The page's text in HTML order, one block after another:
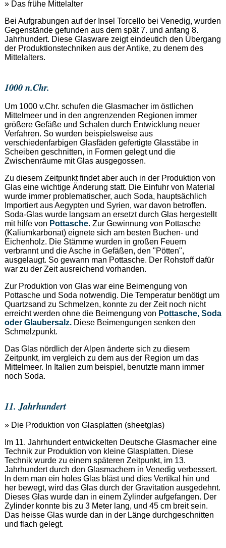
» Das frühe Mittelalter
Bei Aufgrabungen auf der Insel Torcello bei Venedig, wurden
Gegenstände gefunden aus dem spät 7. und anfang 8.
Jahrhundert. Diese Glasware zeigt eindeutich den Übergang
der Produktionstechniken aus der Antike, zu denem des
Mittelalters.
1000 n.Chr.
Um 1000 v.Chr. schufen die Glasmacher im östlichen
Mittelmeer und in den angrenzenden Regionen immer
größere Gefäße und Schalen durch Entwicklung neuer
Verfahren. So wurden beispielsweise aus
verschiedenfarbigen Glasfäden gefertigte Glasstäbe in
Scheiben geschnitten, in Formen gelegt und die
Zwischenräume mit Glas ausgegossen.
Zu diesem Zeitpunkt findet aber auch in der Produktion von
Glas eine wichtige Änderung statt. Die Einfuhr von Material
wurde immer problematischer, auch Soda, hauptsächlich
Importiert aus Aegypten und Syrien, war davon betroffen.
Soda-Glas wurde langsam an ersetzt durch Glas hergestellt
mit hilfe von Pottasche. Zur Gewinnung von Pottasche
(Kaliumkarbonat) eignete sich am besten Buchen- und
Eichenholz. Die Stämme wurden in großen Feuern
verbrannt und die Asche in Gefäßen, den "Pötten",
ausgelaugt. So gewann man Pottasche. Der Rohstoff dafür
war zu der Zeit ausreichend vorhanden.
Zur Produktion von Glas war eine Beimengung von
Pottasche und Soda notwendig. Die Temperatur benötigt um
Quartzsand zu Schmelzen, konnte zu der Zeit noch nicht
erreicht werden ohne die Beimengung von Pottasche, Soda
oder Glaubersalz.Diese Beimengungen senken den
Schmelzpunkt.
Das Glas nördlich der Alpen änderte sich zu diesem
Zeitpunkt, im vergleich zu dem aus der Region um das
Mittelmeer. In Italien zum beispiel, benutzte mann immer
noch Soda.
11. Jahrhundert
» Die Produktion von Glasplatten (sheetglas)
Im 11. Jahrhundert entwickelten Deutsche Glasmacher eine
Technik zur Produktion von kleine Glasplatten. Diese
Technik wurde zu einem späteren Zeitpunkt, im 13.
Jahrhundert durch den Glasmachern in Venedig verbessert.
In dem man ein holes Glas bläst und dies Vertikal hin und
her bewegt, wird das Glas durch der Gravitation ausgedehnt.
Dieses Glas wurde dan in einem Zylinder aufgefangen. Der
Zylinder konnte bis zu 3 Meter lang, und 45 cm breit sein.
Das heisse Glas wurde dan in der Länge durchgeschnitten
und flach gelegt.